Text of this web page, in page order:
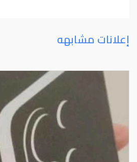
إعلانات مشابهه